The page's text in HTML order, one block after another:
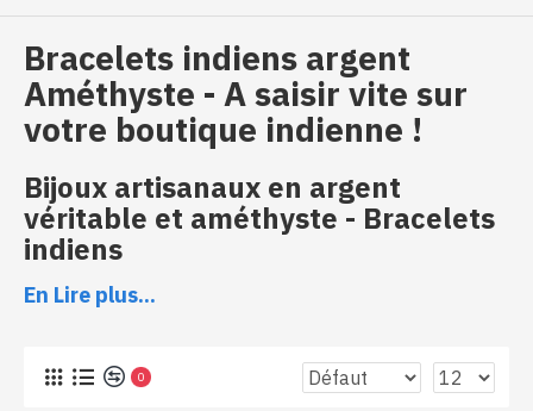
Bracelets indiens argent
Améthyste - A saisir vite sur
votre boutique indienne !
Bijoux artisanaux en argent
véritable et améthyste - Bracelets
indiens
Bracelets indiens argent et améthyste
En Lire plus...
0